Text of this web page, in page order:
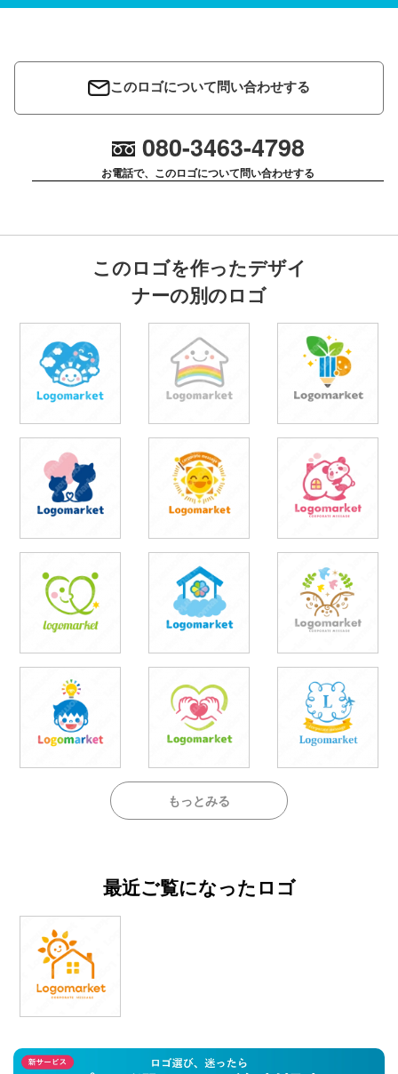
このロゴについて問い合わせする
080-3463-4798
お電話で、このロゴについて問い合わせする
このロゴを作ったデザイ
ナーの別のロゴ
もっとみる
最近ご覧になったロゴ